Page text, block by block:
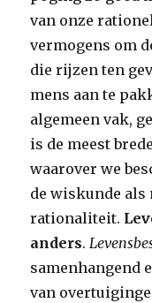
van onze
vermogens om
die rijzen ten
mens aan te
algemeen vak,
is de meest
waarover we
de wiskunde als
rationaliteit.
anders.
samenhangend
van